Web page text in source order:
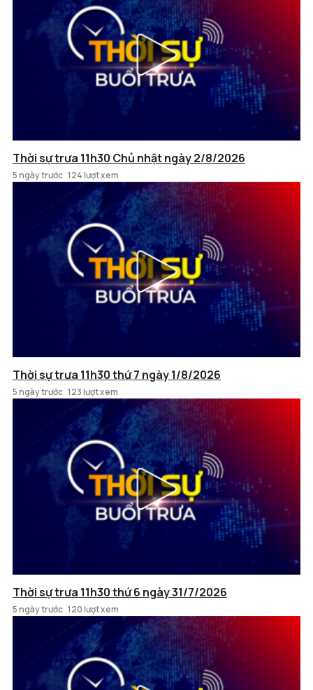
Thời sự trưa 11h30 Chủ nhật ngày 2/8/2026
5 ngày trước 124 lượt xem
Thời sự trưa 11h30 thứ 7 ngày 1/8/2026
5 ngày trước 123 lượt xem
Thời sự trưa 11h30 thứ 6 ngày 31/7/2026
5 ngày trước 120 lượt xem